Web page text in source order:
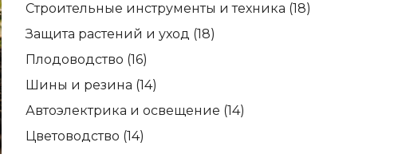
Строительные инструменты и техника (18)
Защита растений и уход (18)
Плодоводство (16)
Шины и резина (14)
Автоэлектрика и освещение (14)
Цветоводство (14)